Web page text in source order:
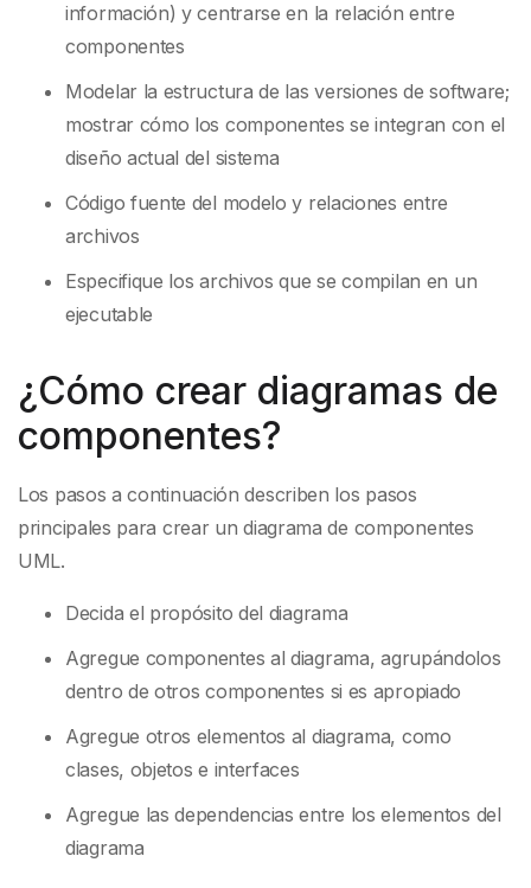
información) y centrarse en la relación entre
componentes
Modelar la estructura de las versiones de software;
mostrar cómo los componentes se integran con el
diseño actual del sistema
Código fuente del modelo y relaciones entre
archivos
Especifique los archivos que se compilan en un
ejecutable
¿Cómo crear diagramas de
componentes?
Los pasos a continuación describen los pasos
principales para crear un diagrama de componentes
UML.
Decida el propósito del diagrama
Agregue componentes al diagrama, agrupándolos
dentro de otros componentes si es apropiado
Agregue otros elementos al diagrama, como
clases, objetos e interfaces
Agregue las dependencias entre los elementos del
diagrama